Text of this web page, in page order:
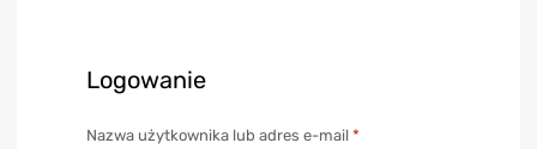
Logowanie
Nazwa użytkownika lub adres e-mail *